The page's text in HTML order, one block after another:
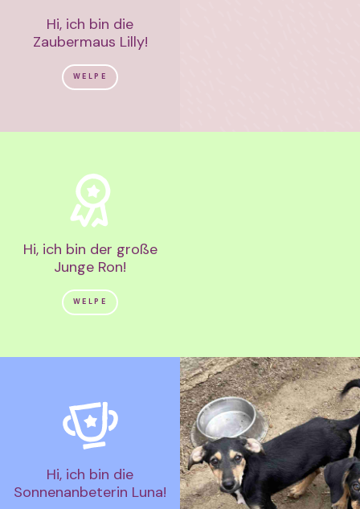
Hi, ich bin die
Zaubermaus Lilly!
WELPE
Hi, ich bin der große
Junge Ron!
WELPE
Hi, ich bin die
Sonnenanbeterin Luna!